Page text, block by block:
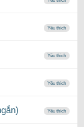
Yêu thích
Yêu thích
Yêu thích
Yêu thích